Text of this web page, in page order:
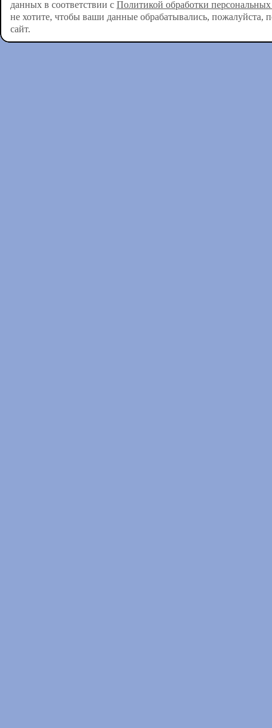
данных в соответствии с Политикой обработки
не хотите, чтобы ваши данные обрабатывались, пожалуйста,
сайт.